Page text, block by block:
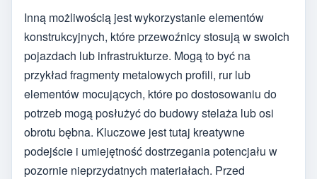
Inną możliwością jest wykorzystanie elementów
konstrukcyjnych, które przewoźnicy stosują w swoich
pojazdach lub infrastrukturze. Mogą to być na
przykład fragmenty metalowych profili, rur lub
elementów mocujących, które po dostosowaniu do
potrzeb mogą posłużyć do budowy stelaża lub osi
obrotu bębna. Kluczowe jest tutaj kreatywne
podejście i umiejętność dostrzegania potencjału w
pozornie nieprzydatnych materiałach. Przed